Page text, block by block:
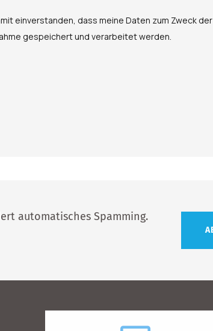
einverstanden, dass meine Daten zum Zweck der
gespeichert und verarbeitet werden.
automatisches Spamming.